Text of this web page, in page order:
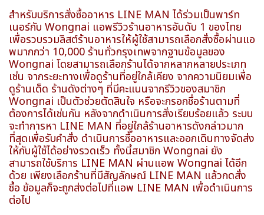
สำหรับบริการสั่งซื้ออาหาร LINE MAN ได้ร่วมเป็นพาร์ท
เนอร์กับ Wongnai แอพรีวิวร้านอาหารอันดับ 1 ของไทย
เพื่อรวบรวมลิสต์ร้านอาหารให้ผู้ใช้สามารถเลือกสั่งซื้อผ่านแอ
พมากกว่า 10,000 ร้านทั่วกรุงเทพจากฐานข้อมูลของ
Wongnai โดยสามารถเลือกร้านได้จากหลากหลายประเภท
เช่น จากระยะทางเพื่อดูร้านที่อยู่ใกล้เคียง จากความนิยมเพื่อ
ดูร้านเด็ด ร้านดังต่างๆ ที่มีคะแนนจากรีวิวของสมาชิก
Wongnai เป็นตัวช่วยตัดสินใจ หรือจะกรอกชื่อร้านตามที่
ต้องการได้เช่นกัน หลังจากดำเนินการสั่งเรียบร้อยแล้ว ระบบ
จะทำการหา LINE MAN ที่อยู่ใกล้ร้านอาหารดังกล่าวมาก
ที่สุดเพื่อรับคำสั่ง ดำเนินการซื้ออาหารและออกเดินทางจัดส่ง
ให้กับผู้ใช้ได้อย่างรวดเร็ว ทั้งนี้สมาชิก Wongnai ยัง
สามารถใช้บริการ LINE MAN ผ่านแอพ Wongnai ได้อีก
ด้วย เพียงเลือกร้านที่มีสัญลักษณ์ LINE MAN แล้วกดสั่ง
ซื้อ ข้อมูลก็จะถูกส่งต่อไปที่แอพ LINE MAN เพื่อดำเนินการ
ต่อไป